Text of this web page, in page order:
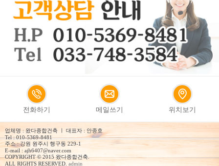
전화하기 메일쓰기 위치보기
업체명 : 왔다종합건축 ㅣ 대표자 : 안종호
Tel : 010-5369-8481
주소 : 강원 원주시 행구동 229-1
E-mail : ajh6407@naver.com
COPYRIGHT © 2015 왔다종합건축.
ALL RIGHTS RESERVED. admin